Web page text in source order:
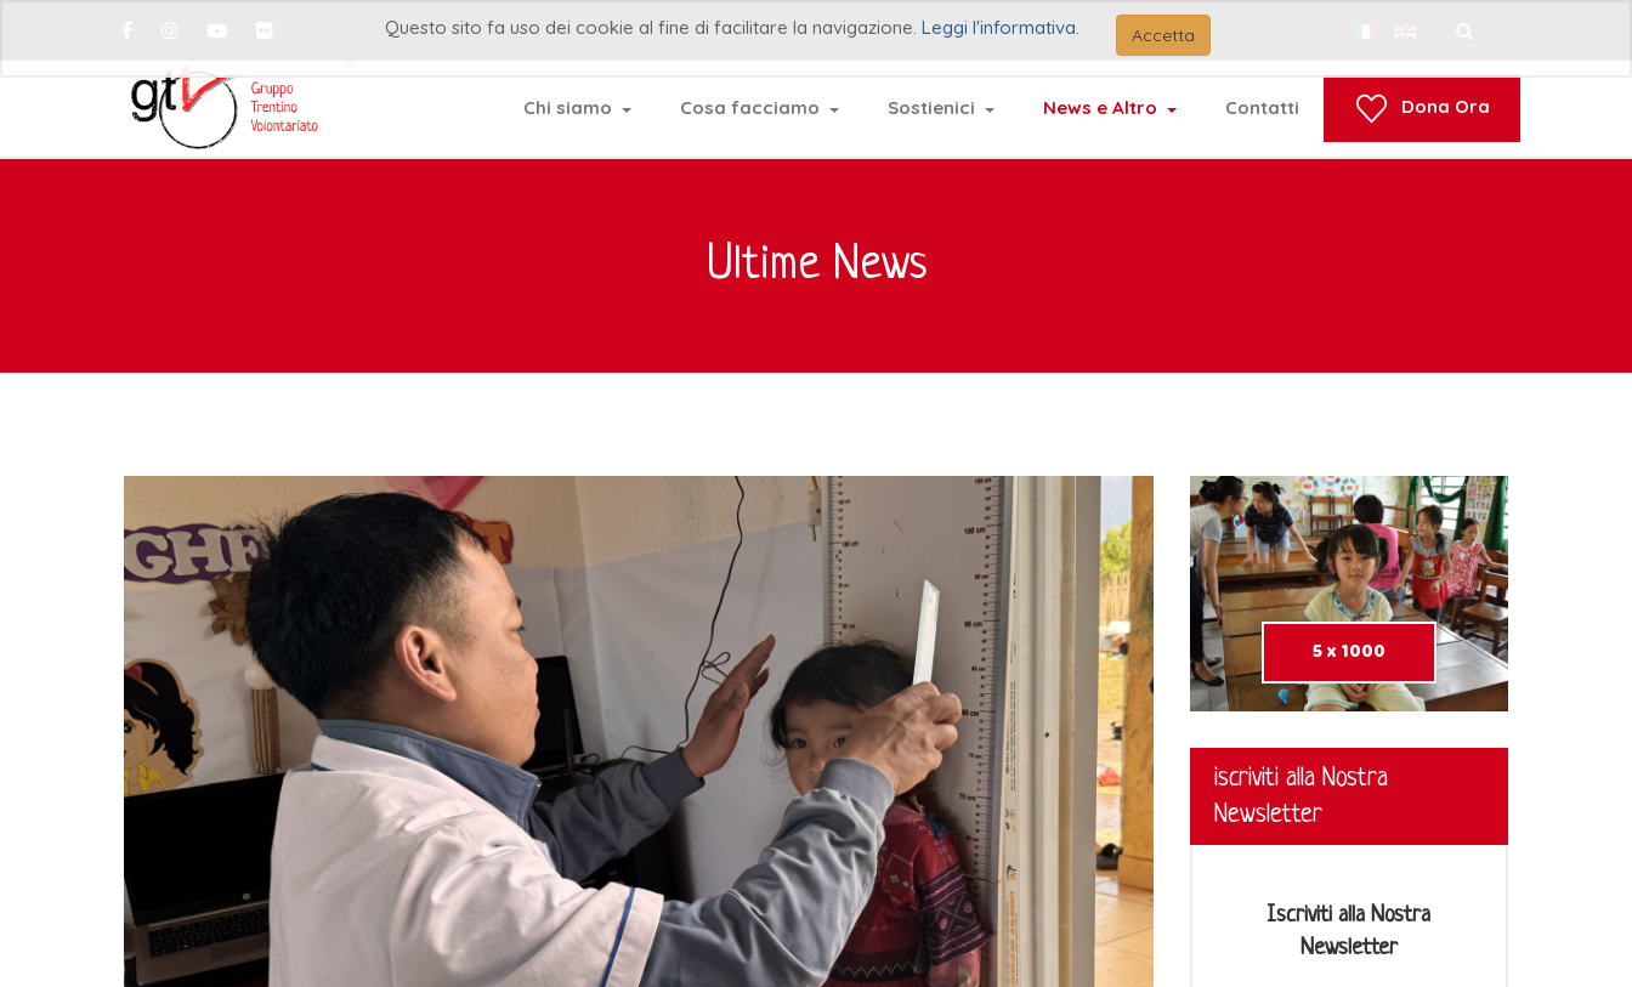
Questo sito fa uso dei cookie al fine di facilitare la navigazione. Leggi l'informativa. Accetta
Chi siamo Cosa facciamo Sostienici News e Altro Contatti Dona Ora
Ultime News
5 x 1000
iscriviti alla Nostra
Newsletter
Iscriviti alla Nostra
Newsletter